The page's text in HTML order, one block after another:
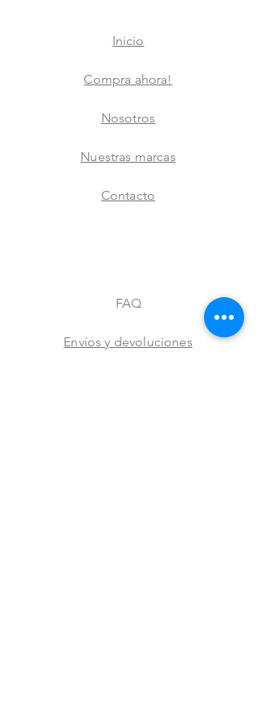
Inicio
Compra ahora!
Nosotros
Nuestras marcas
Contacto
FAQ
Envíos y devoluciones